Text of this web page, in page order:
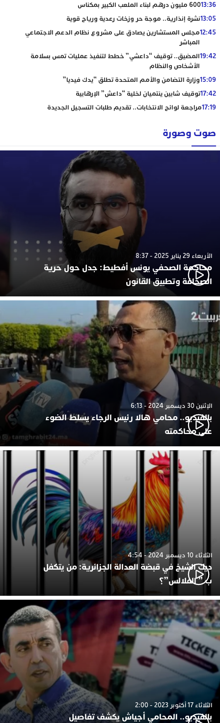
13:36600 مليون درهم لبناء الملعب الكبير بمكناس
13:05نشرة إنذارية.. موجة حر وزخات رعدية ورياح قوية
12:45مجلس المستشارين يصادق على مشروع نظام الدعم الاجتماعي
المباشر
19:42المضيق.. توقيف “داعشي” خطط لتنفيذ عمليات تمس بسلامة
الأشخاص والنظام
15:09وزارة التضامن والأمم المتحدة تطلق “يدك فيديا”
17:42توقيف شابين ينتميان لخلية “داعش” الإرهابية
17:19مراجعة لوائح الانتخابات.. تقديم طلبات التسجيل الجديدة
صوت وصورة
الأربعاء 29 يناير 2025 - 8:37
محاكمة الصحفي يونس أفطيط: جدل حول حرية
الصحافة وتطبيق القانون
الإثنين 30 ديسمبر 2024 - 6:13
بالفيديو.. محامي هالا رئيس الرجاء يسلط الضوء
على محاكمته
الثلاثاء 10 ديسمبر 2024 - 4:54
ديك الشيخ في قبضة العدالة الجزائرية: من يتكفل
ب ” الفلالس”؟
الثلاثاء 17 أكتوبر 2023 - 2:00
بالفيديو.. المحامي أجياش يكشف تفاصيل